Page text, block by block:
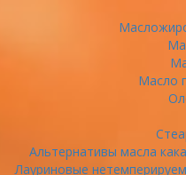
Масло
Альтернативы масла
Лауриновые